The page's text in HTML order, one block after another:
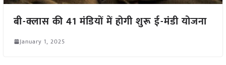
बी-क्लास की 41 मंडियों में होगी शुरू ई-मंडी योजना
January 1, 2025